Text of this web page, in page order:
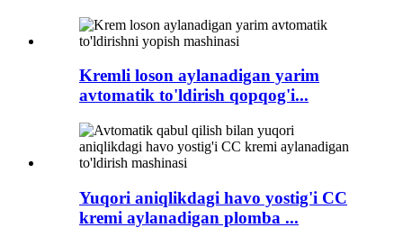
Kremli loson aylanadigan yarim
avtomatik to'ldirish qopqog'i...
Yuqori aniqlikdagi havo yostig'i CC
kremi aylanadigan plomba ...